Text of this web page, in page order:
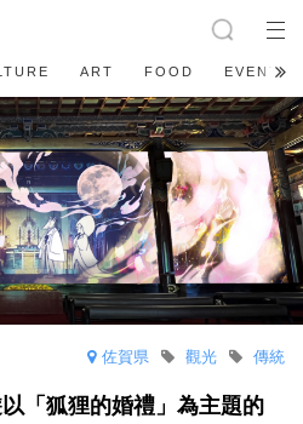
ART FOOD EVENT
佐賀県 傳統
觀光
「狐狸的婚禮」為主題的